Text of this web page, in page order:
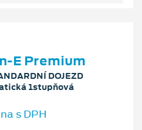
E Premium
DOJEZD
1stupňová
s DPH